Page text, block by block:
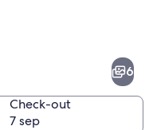
6
Check-out
7 sep